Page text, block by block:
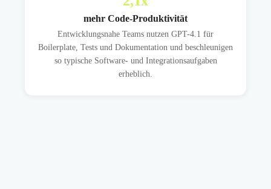
mehr Code-Produktivität
Entwicklungsnahe Teams nutzen GPT-4.1 für
Boilerplate, Tests und Dokumentation und beschleunigen
so typische Software- und Integrationsaufgaben
erheblich.